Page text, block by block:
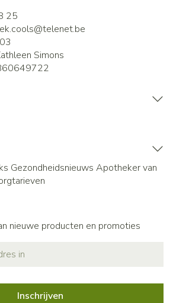
25
telenet.be
Simons
Gezondheidsnieuws Apotheker van
nieuwe producten en promoties
Inschrijven